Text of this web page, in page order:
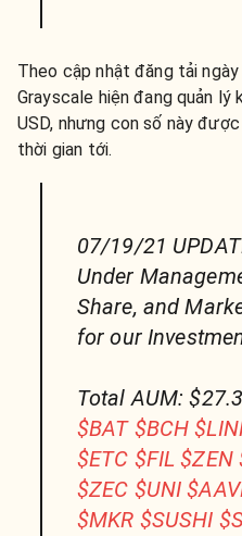
Theo cập nhật đăng tải
Grayscale hiện đang quản
USD, nhưng con số này
thời gian tới.
07/19/21
Under
Share, and
for our
Total AUM:
$BAT $BCH
$ETC $FIL $ZEN
$ZEC $UNI
$MKR $SUSHI